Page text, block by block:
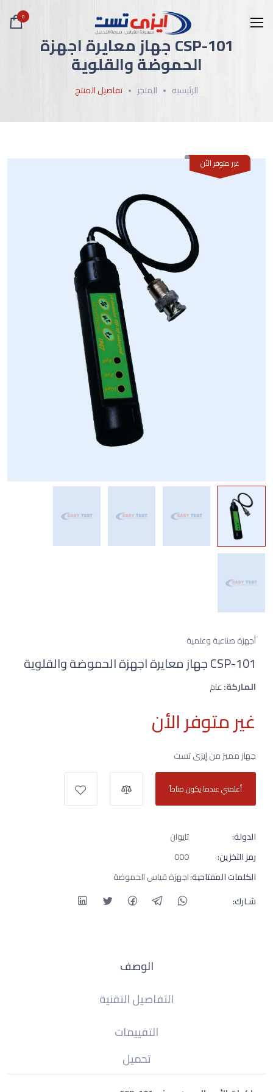
0
CSP-101 جهاز معايرة اجهزة
الحموضة والقلوية
الرئيسية المتجر تفاصيل المنتج
غير متوفر الأن
أجهزة صناعية وعلمية
CSP-101 جهاز معايرة اجهزة الحموضة والقلوية
الماركة:عام
غير متوفر الأن
جهاز مميز من إيزى تست
أعلمني عندما يكون متاحاً
الدولة:
تايوان
رمز التخزين:
000
الكلمات المفتاحية:اجهزة قياس الحموضة
شـارك:
الوصف
التفاصيل التقنية
التقييمات
تحميل